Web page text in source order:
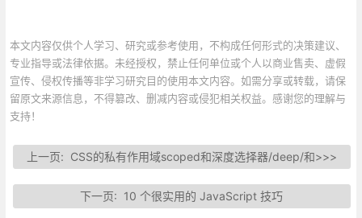
本文内容仅供个人学习、研究或参考使用，不构成任何形式的决策建议、
专业指导或法律依据。未经授权，禁止任何单位或个人以商业售卖、虚假
宣传、侵权传播等非学习研究目的使用本文内容。如需分享或转载，请保
留原文来源信息，不得篡改、删减内容或侵犯相关权益。感谢您的理解与
支持！
上一页: CSS的私有作用域scoped和深度选择器/deep/和>>>
下一页: 10 个很实用的 JavaScript 技巧